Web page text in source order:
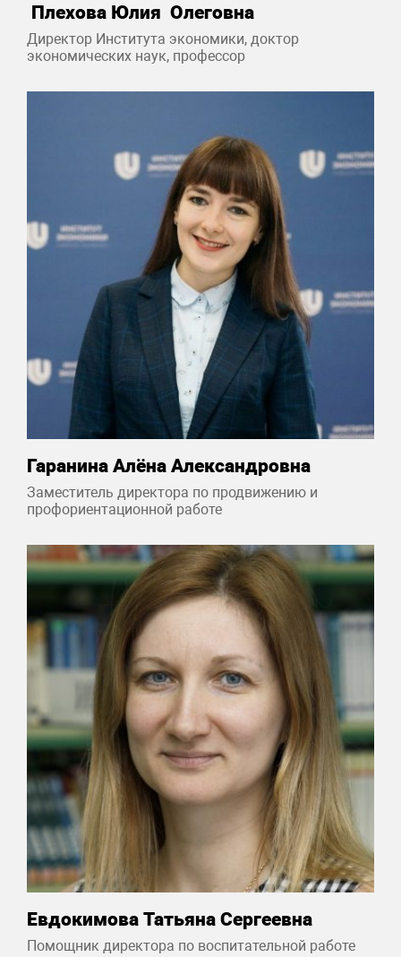
Плехова Юлия Олеговна
Директор Института экономики, доктор
экономических наук, профессор
Гаранина Алёна Александровна
Заместитель директора по продвижению и
профориентационной работе
Евдокимова Татьяна Сергеевна
Помощник директора по воспитательной работе